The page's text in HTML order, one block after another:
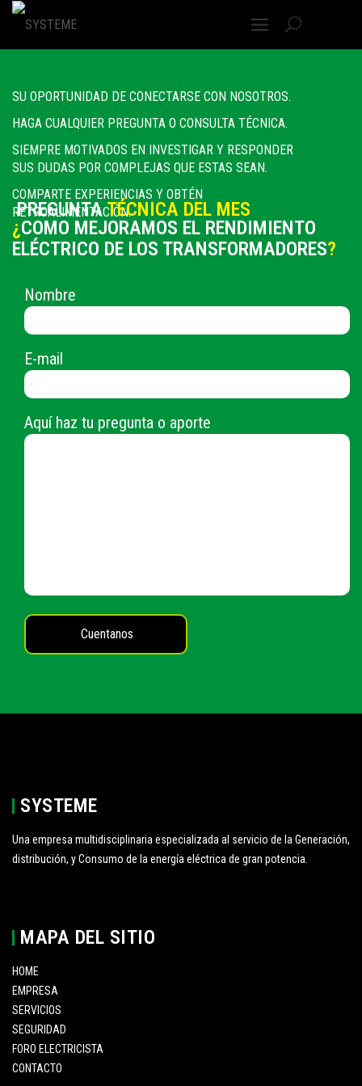
SU OPORTUNIDAD DE CONECTARSE CON NOSOTROS.
HAGA CUALQUIER PREGUNTA O CONSULTA TÉCNICA.
SIEMPRE MOTIVADOS EN INVESTIGAR Y RESPONDER
SUS DUDAS POR COMPLEJAS QUE ESTAS SEAN.
COMPARTE EXPERIENCIAS Y OBTÉN
RETROALIMENTACIÓN.
PREGUNTATÉCNICA DEL MES
¿COMO MEJORAMOS EL RENDIMIENTO
ELÉCTRICO DE LOS TRANSFORMADORES?
Nombre
E-mail
Aquí haz tu pregunta o aporte
SYSTEME
Una empresa multidisciplinaria especializada al servicio de la Generación,
distribución, y Consumo de la energía eléctrica de gran potencia.
MAPA DEL SITIO
HOME
EMPRESA
SERVICIOS
SEGURIDAD
FORO ELECTRICISTA
CONTACTO